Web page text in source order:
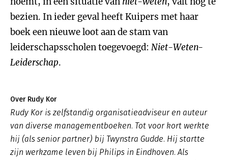
bezien. In ieder geval heeft Kuipers met haar
boek een nieuwe loot aan de stam van
leiderschapsscholen toegevoegd: Niet-Weten-
Leiderschap.
Over Rudy Kor
Rudy Kor is zelfstandig organisatieadviseur en auteur
van diverse managementboeken. Tot voor kort werkte
hij (als senior partner) bij Twynstra Gudde. Hij startte
zijn werkzame leven bij Philips in Eindhoven. Als